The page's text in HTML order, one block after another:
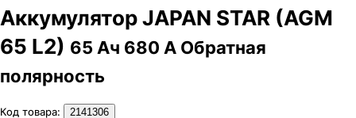
Аккумулятор JAPAN STAR (AGM
65 L2) 65 Ач 680 А Обратная
полярность
Код товара: 2141306